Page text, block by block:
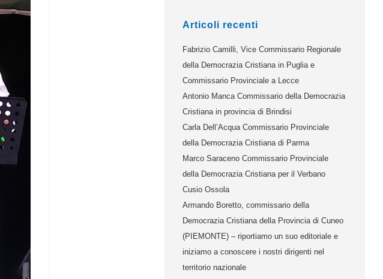
Articoli recenti
Fabrizio Camilli, Vice Commissario Regionale
della Democrazia Cristiana in Puglia e
Commissario Provinciale a Lecce
Antonio Manca Commissario della Democrazia
Cristiana in provincia di Brindisi
Carla Dell’Acqua Commissario Provinciale
della Democrazia Cristiana di Parma
Marco Saraceno Commissario Provinciale
della Democrazia Cristiana per il Verbano
Cusio Ossola
Armando Boretto, commissario della
Democrazia Cristiana della Provincia di Cuneo
(PIEMONTE) – riportiamo un suo editoriale e
iniziamo a conoscere i nostri dirigenti nel
territorio nazionale